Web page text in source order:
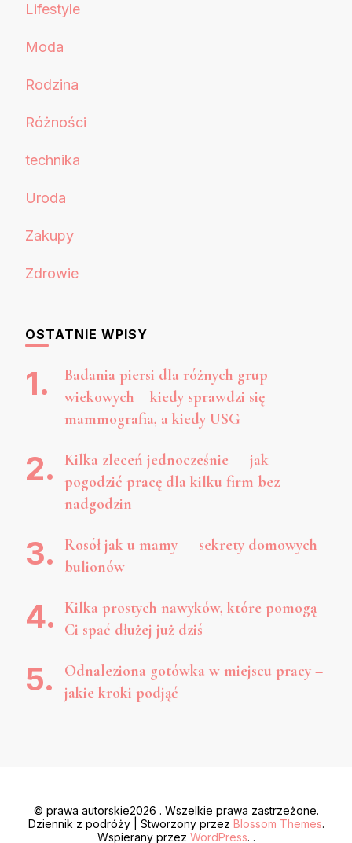
Lifestyle
Moda
Rodzina
Różności
technika
Uroda
Zakupy
Zdrowie
OSTATNIE WPISY
Badania piersi dla różnych grup
wiekowych – kiedy sprawdzi się
mammografia, a kiedy USG
Kilka zleceń jednocześnie — jak
pogodzić pracę dla kilku firm bez
nadgodzin
Rosół jak u mamy — sekrety domowych
bulionów
Kilka prostych nawyków, które pomogą
Ci spać dłużej już dziś
Odnaleziona gotówka w miejscu pracy –
jakie kroki podjąć
© prawa autorskie2026 . Wszelkie prawa zastrzeżone.
Dziennik z podróży | Stworzony przez Blossom Themes.
Wspierany przez WordPress. .